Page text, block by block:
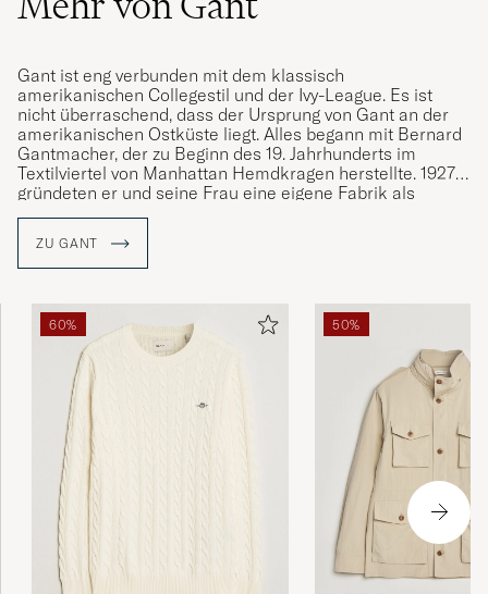
Gant ist eng verbunden mit dem klassisch
amerikanischen Collegestil und der Ivy-League. Es ist
nicht überraschend, dass der Ursprung von Gant an der
amerikanischen Ostküste liegt. Alles begann mit Bernard
Gantmacher, der zu Beginn des 19. Jahrhunderts im
Textilviertel von Manhattan Hemdkragen herstellte. 1927
gründeten er und seine Frau eine eigene Fabrik als
Subunternehmer für andere Marken. Die Hemden, die für
mehr an Popularität. Im Jahr 1949 gründete die Familie
Gantmacher zusammen mit ihren Söhne die Marke Gant.
Gant wurde vom Preppy-Stil geprägt wie der Style von der
Marke selbst und ist seit seiner Gründung mit klassischen
Kleidungsstücken wie dem Button-Down-Hemd, der
khakifarbenen Chinohose und dem Rugby-Shirt an der
Definition des klassischen, amerikanischen College-Stils
beteiligt.
ZU GANT
60% 50%